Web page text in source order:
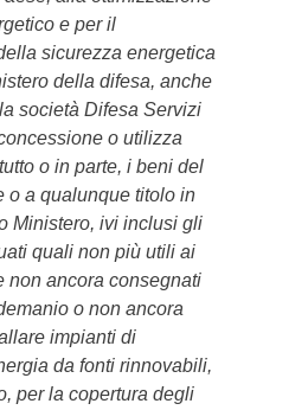
e per il
sicurezza energetica
della difesa, anche
società Difesa Servizi
o utilizza
o in parte, i beni del
o a qualunque titolo in
Ministero, ivi inclusi gli
quali non più utili ai
non ancora consegnati
o non ancora
impianti di
da fonti rinnovabili,
per la copertura degli